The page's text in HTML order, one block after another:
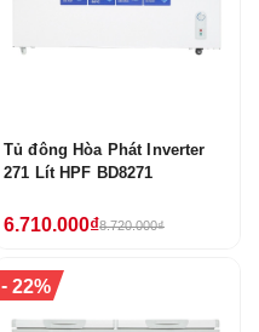
Tủ đông Hòa Phát Inverter
271 Lít HPF BD8271
6.710.000₫8.720.000₫
-22%